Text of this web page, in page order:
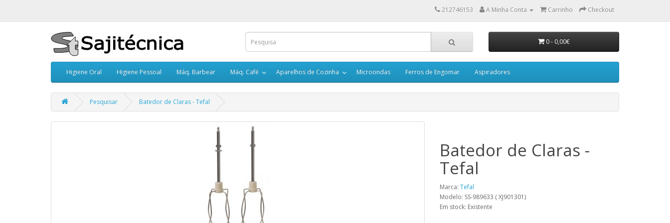
212746153 A Minha Conta Carrinho Checkout
0 - 0,00€
Higiene Oral Higiene Pessoal Máq. Barbear Máq. Café Aparelhos de Cozinha Microondas Ferros de Engomar Aspiradores
Pesquisar Batedor de Claras - Tefal
Batedor de Claras -
Tefal
Marca: Tefal
Modelo: SS-989633 ( XJ901301)
Em stock: Existente